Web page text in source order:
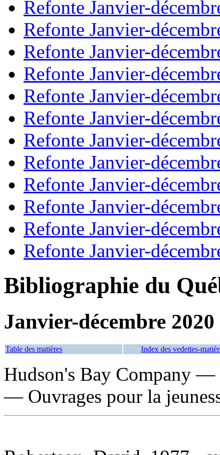
Refonte Janvier-
Refonte Janvier-
Refonte Janvier-
Refonte Janvier-
Refonte Janvier-
Refonte Janvier-
Refonte Janvier-
Refonte Janvier-
Refonte Janvier-
Refonte Janvier-
Refonte Janvier-
Refonte Janvier-
Bibliographie du
Janvier-décembre 2020
Table des matières Index des vedettes-
Hudson's Bay Company —
— Ouvrages pour la